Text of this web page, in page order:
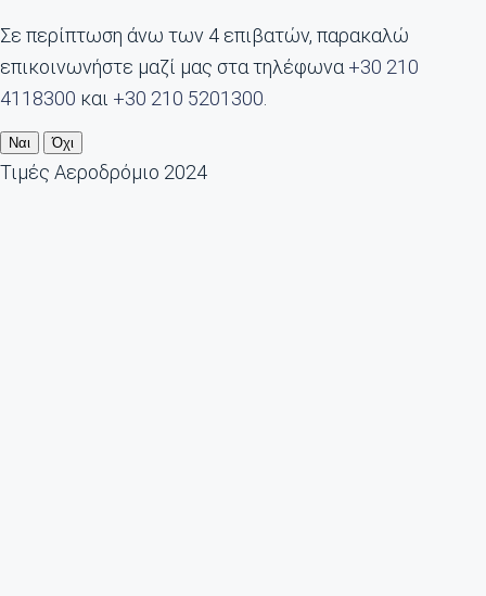
Σε περίπτωση άνω των 4 επιβατών, παρακαλώ
επικοινωνήστε μαζί μας στα τηλέφωνα+30 210
4118300 και +30 210 5201300.
Ναι Όχι
Τιμές Αεροδρόμιο 2024